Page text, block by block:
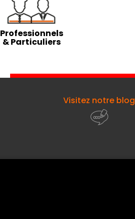
Professionnels
& Particuliers
Visitez notre blog